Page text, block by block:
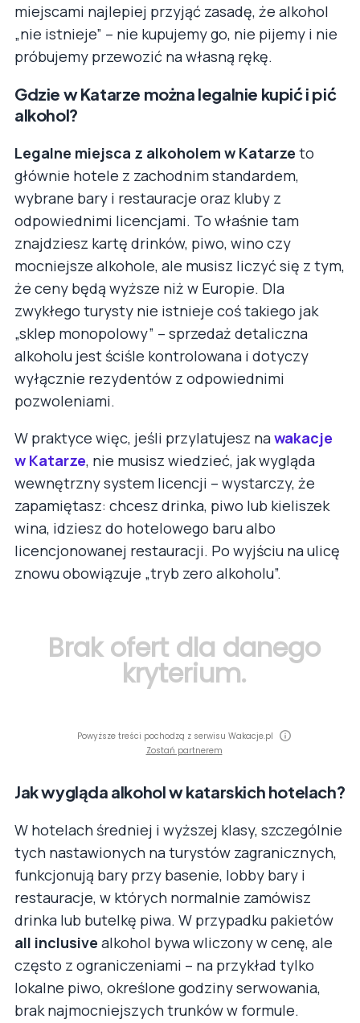
miejscami najlepiej przyjąć zasadę, że alkohol
„nie istnieje” – nie kupujemy go, nie pijemy i nie
próbujemy przewozić na własną rękę.
Gdzie w Katarze można legalnie kupić i pić
alkohol?
Legalne miejsca z alkoholem w Katarze to
głównie hotele z zachodnim standardem,
wybrane bary i restauracje oraz kluby z
odpowiednimi licencjami. To właśnie tam
znajdziesz kartę drinków, piwo, wino czy
mocniejsze alkohole, ale musisz liczyć się z tym,
że ceny będą wyższe niż w Europie. Dla
zwykłego turysty nie istnieje coś takiego jak
„sklep monopolowy” – sprzedaż detaliczna
alkoholu jest ściśle kontrolowana i dotyczy
wyłącznie rezydentów z odpowiednimi
pozwoleniami.
W praktyce więc, jeśli przylatujesz nawakacje
w Katarze, nie musisz wiedzieć, jak wygląda
wewnętrzny system licencji – wystarczy, że
zapamiętasz: chcesz drinka, piwo lub kieliszek
wina, idziesz do hotelowego baru albo
licencjonowanej restauracji. Po wyjściu na ulicę
znowu obowiązuje „tryb zero alkoholu”.
Brak ofert dla danego
kryterium.
Powyższe treści pochodzą z serwisu Wakacje.pl
Zostań partnerem
Jak wygląda alkohol w katarskich hotelach?
W hotelach średniej i wyższej klasy, szczególnie
tych nastawionych na turystów zagranicznych,
funkcjonują bary przy basenie, lobby bary i
restauracje, w których normalnie zamówisz
drinka lub butelkę piwa. W przypadku pakietów
all inclusive alkohol bywa wliczony w cenę, ale
często z ograniczeniami – na przykład tylko
lokalne piwo, określone godziny serwowania,
brak najmocniejszych trunków w formule.